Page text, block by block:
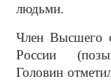
людьми.
Член Высшего
России
Головин